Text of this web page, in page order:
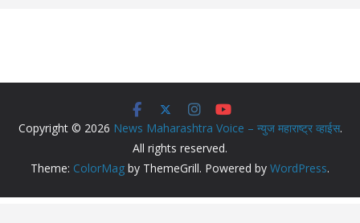
Copyright © 2026 News Maharashtra Voice – न्युज महाराष्ट्र व्हाईस.
All rights reserved.
Theme: ColorMag by ThemeGrill. Powered by WordPress.